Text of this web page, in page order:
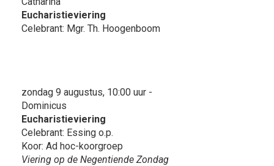
Eucharistieviering
Celebrant: Mgr. Th. Hoogenboom
zondag 9 augustus, 10:00 uur -
Dominicus
Eucharistieviering
Celebrant: Essing o.p.
Koor: Ad hoc-koorgroep
Viering op de Negentiende Zondag